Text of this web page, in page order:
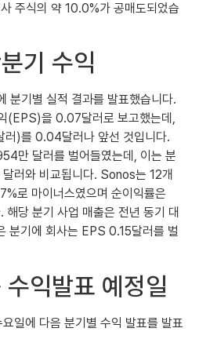
주식의 약 10.0%가 공매도되었습
기 수익
분기별 실적 결과를 발표했습니다.
(EPS)을 0.07달러로 보고했는데,
러)를 0.04달러나 앞선 것입니다.
만 달러를 벌어들였는데, 이는 분
러와 비교됩니다. Sonos는 12개
로 마이너스였으며 순이익률은
당 분기 사업 매출은 전년 동기 대
분기에 회사는 EPS 0.15달러를 벌
익발표 예정일
일에 다음 분기별 수익 발표를 발표